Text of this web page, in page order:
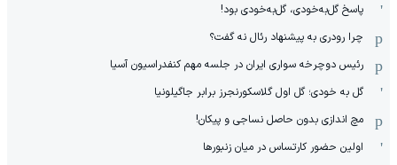
پاسخ گل‌به‌خودی، گل‌به‌خودی بود!
چرا رودری به پیشنهاد رئال نه گفت؟
رئیس دوچرخه سواری ایران در جلسه مهم کنفدراسیون آسیا
گل به خودی؛ گل اول گلاسکورنجرز برابر جاگیلونیا
مچ اندازی بدون حاصل نساجی و پیکان!
اولین حضور کارتساس در میان زنبورها